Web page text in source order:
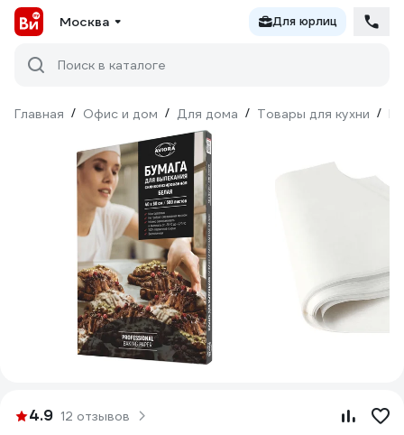
Москва Для юрлиц
Поиск в каталоге
Главная / Офис и дом / Для дома / Товары для кухни /
4.9 12 отзывов